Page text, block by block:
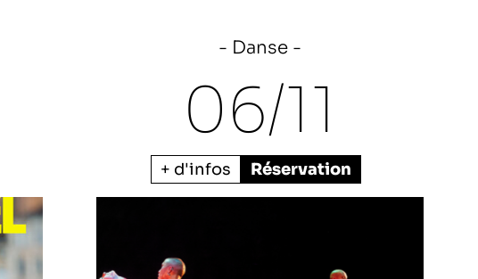
Danse
06/11
+ d'infos Réservation